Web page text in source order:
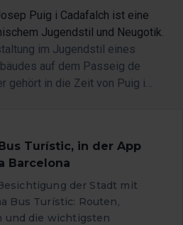
Puig i Cadafalch ist eine
Jugendstil und Neugotik.
im Jugendstil eines
auf dem Passeig de
gehört in die Zeit von Puig i
Turístic, in der App
Barcelona
der Stadt mit
Bus Turístic: Routen,
und die wichtigsten